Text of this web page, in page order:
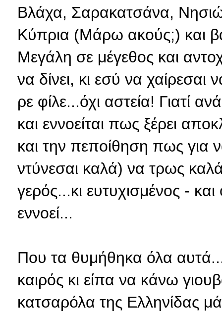
Βλάχα, Σαρακατσάνα,
Κύπρια (Μάρω ακούς;) και
Μεγάλη σε μέγεθος και
να δίνει, κι εσύ να
ρε φίλε...όχι αστεία! Γιατί
και εννοείται πως ξέρει
και την πεποίθηση πως για
ντύνεσαι καλά) να τρως
γερός...κι ευτυχισμένος -
εννοεί...
Που τα θυμήθηκα όλα
καιρός κι είπα να κάνω
κατσαρόλα της Ελληνίδας